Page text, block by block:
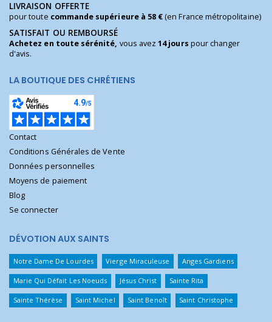
LIVRAISON OFFERTE
pour toute commande supérieure à 58 €(en France métropolitaine)
SATISFAIT OU REMBOURSÉ
Achetez en toute sérénité, vous avez14 jours pour changer
d'avis.
LA BOUTIQUE DES CHRÉTIENS
Contact
Conditions Générales de Vente
Données personnelles
Moyens de paiement
Blog
Se connecter
DÉVOTION AUX SAINTS
Notre Dame De Lourdes Vierge Miraculeuse Anges Gardiens
Marie Qui Défait Les Noeuds Jésus Christ Sainte Rita
Sainte Thérèse Saint Michel Saint Benoît Saint Christophe